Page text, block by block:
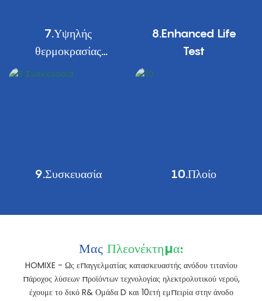
7.Υψηλής
θερμοκρασίας
πυροσυσσωμάτωση
8.Enhanced Life
Test
9.Συσκευασία 10.Πλοίο
Μας Πλεονέκτημα:
HOMIXE - Ως επαγγελματίας κατασκευαστής ανόδου τιτανίου
πάροχος λύσεων προϊόντων τεχνολογίας ηλεκτρολυτικού νερού,
έχουμε το δικό R& Ομάδα D και 10ετή εμπειρία στην άνοδο